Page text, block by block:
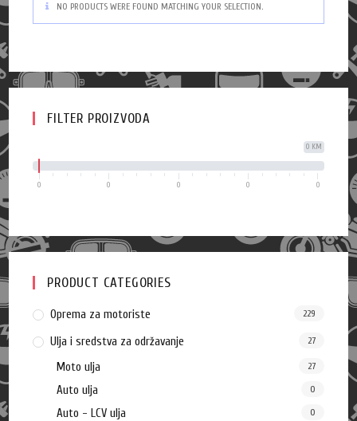
NO PRODUCTS WERE FOUND MATCHING YOUR SELECTION.
FILTER PROIZVODA
0 KM
0 0 0 0 0
PRODUCT CATEGORIES
Oprema za motoriste 229
Ulja i sredstva za održavanje 27
Moto ulja 27
Auto ulja 0
Auto - LCV ulja 0